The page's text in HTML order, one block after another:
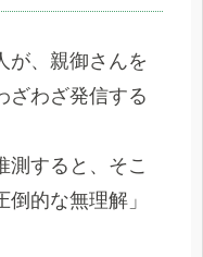
が、親御さんを
ざわざ発信する
測すると、そこ
的な無理解」